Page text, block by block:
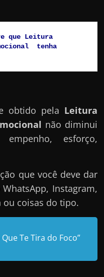
que Leitura
tenha
obtido pela Leitura
não diminui
esforço,
que você deve dar
Instagram,
ou coisas do tipo.
Te Tira do Foco”